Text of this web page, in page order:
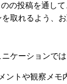
の投稿を通し
取れるよう、
ケーションで
ントや観察メ